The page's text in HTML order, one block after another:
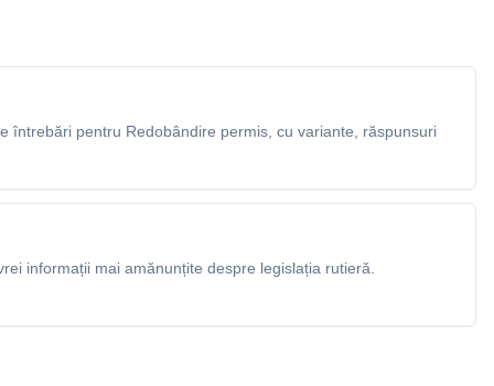
întrebări pentru Redobândire permis, cu variante, răspunsuri
informații mai amănunțite despre legislația rutieră.